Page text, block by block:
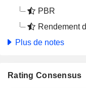
PBR
Rendement
Plus de notes
Rating Consensus